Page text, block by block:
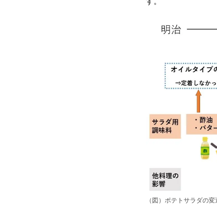
（図）ポテトサラダの変